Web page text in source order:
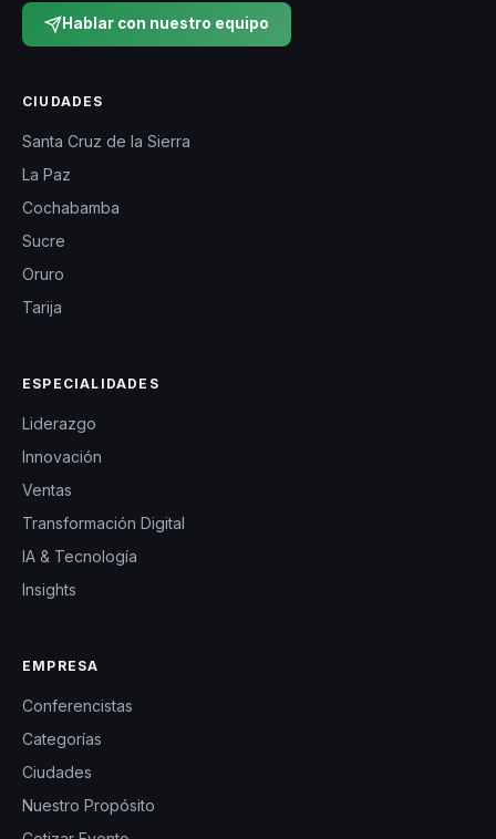
Hablar con nuestro equipo
CIUDADES
Santa Cruz de la Sierra
La Paz
Cochabamba
Sucre
Oruro
Tarija
ESPECIALIDADES
Liderazgo
Innovación
Ventas
Transformación Digital
IA & Tecnología
Insights
EMPRESA
Conferencistas
Categorías
Ciudades
Nuestro Propósito